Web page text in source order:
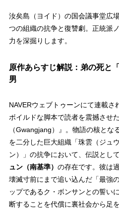
汝矣島（ヨイド）の国会議事堂広
つの組織の抗争と復讐劇。正統派
力を深掘りします。
原作あらすじ解説：弟の死と
男
NAVERウェブトゥーンにて連載さ
ボイルドな脚本で読者を震撼させ
（Gwangjang）』。物語の核と
を二分した巨大組織「珠雲（ジュ
ン）」の抗争において、伝説とし
ュン（南基準） の存在です。彼は
壊滅寸前にまで追い込んだ「最強
ップであるク・ボンサンとの誓い
断することを代償に裏社会から足